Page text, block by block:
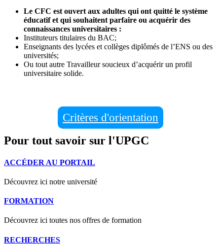
Le CFC est ouvert aux adultes qui ont quitté le système
éducatif et qui souhaitent parfaire ou acquérir des
connaissances universitaires :
Instituteurs titulaires du BAC;
Enseignants des lycées et collèges diplômés de l’ENS ou des
universités;
Ou tout autre Travailleur soucieux d’acquérir un profil
universitaire solide.
Critères d'orientation
Pour tout savoir sur l'UPGC
ACCÉDER AU PORTAIL
Découvrez ici notre université
FORMATION
Découvrez ici toutes nos offres de formation
RECHERCHES